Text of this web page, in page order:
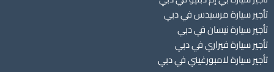
تأجير سيارة مرسيدس في دبي
تأجير سيارة نيسان في دبي
تأجير سيارة فيراري في دبي
تأجير سيارة لامبورغيني في دبي